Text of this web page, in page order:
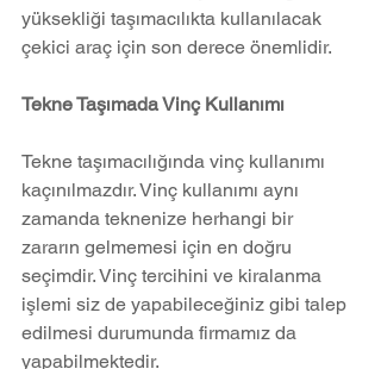
yüksekliği taşımacılıkta kullanılacak
çekici araç için son derece önemlidir.
Tekne Taşımada Vinç Kullanımı
Tekne taşımacılığında vinç kullanımı
kaçınılmazdır. Vinç kullanımı aynı
zamanda teknenize herhangi bir
zararın gelmemesi için en doğru
seçimdir. Vinç tercihini ve kiralanma
işlemi siz de yapabileceğiniz gibi talep
edilmesi durumunda firmamız da
yapabilmektedir.